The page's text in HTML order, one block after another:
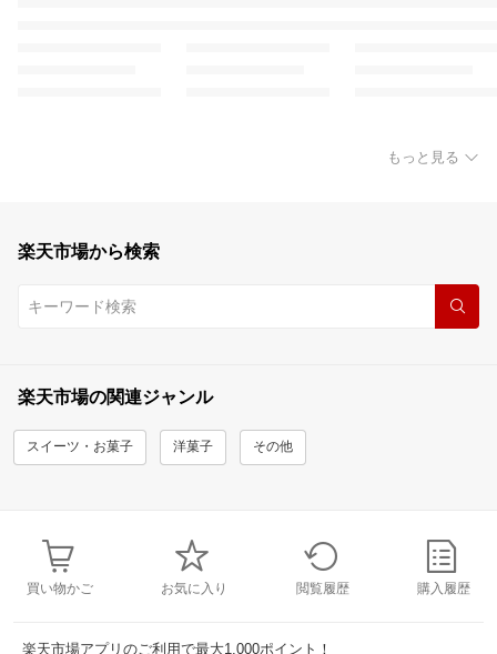
もっと見る
楽天市場から検索
楽天市場の関連ジャンル
スイーツ・お菓子 洋菓子 その他
買い物かご お気に入り 閲覧履歴 購入履歴
楽天市場アプリのご利用で最大1,000ポイント！